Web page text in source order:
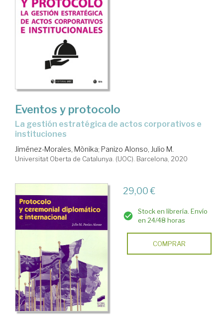
Eventos y protocolo
la gestión estratégica de actos corporativos e
instituciones
Jiménez-Morales, Mònika; Panizo Alonso, Julio M.
Universitat Oberta de Catalunya. (UOC). Barcelona, 2020
29,00 €
Stock en librería. Envío
en 24/48 horas
COMPRAR